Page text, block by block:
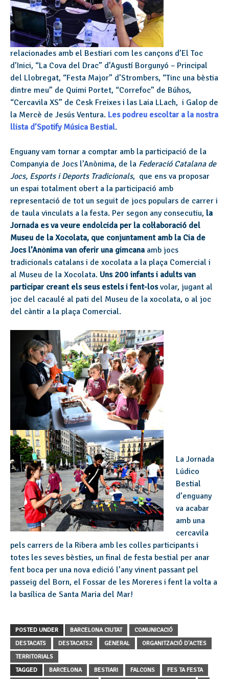
relacionades amb el Bestiari com les cançons d’El Toc
d’Inici, “La Cova del Drac” d’Agustí Borgunyó – Principal
del Llobregat, “Festa Major” d’Strombers, “Tinc una bèstia
dintre meu” de Quimi Portet, “Correfoc” de Búhos,
“Cercavila XS” de Cesk Freixes i las Laia LLach, i Galop de
la Mercè de Jesús Ventura. Les podreu escoltar a la nostra
llista d’Spotify Música Bestial.
Enguany vam tornar a comptar amb la participació de la
Companyia de Jocs l’Anònima, de la Federació Catalana de
Jocs, Esports i Deports Tradicionals, que ens va proposar
un espai totalment obert a la participació amb
representació de tot un seguit de jocs populars de carrer i
de taula vinculats a la festa. Per segon any consecutiu, la
Jornada es va veure endolcida per la col·laboració del
Museu de la Xocolata, que conjuntament amb la Cia de
Jocs l’Anònima van oferir una gimcana amb jocs
tradicionals catalans i de xocolata a la plaça Comercial i
al Museu de la Xocolata. Uns 200 infants i adults van
participar creant els seus estels i fent-losvolar, jugant al
joc del cacaulé al pati del Museu de la xocolata, o al joc
del càntir a la plaça Comercial.
La Jornada
Lúdico
Bestial
d’enguany
va acabar
amb una
cercavila
pels carrers de la Ribera amb les colles participants i
totes les seves bèsties, un final de festa bestial per anar
fent boca per una nova edició l’any vinent passant pel
passeig del Born, el Fossar de les Moreres i fent la volta a
la basílica de Santa Maria del Mar!
POSTED UNDER BARCELONA CIUTAT
COMUNICACIÓ
DESTACATS
DESTACATS2 GENERAL
ORGANITZACIÓ D'ACTES
TERRITORIALS
TAGGED
BARCELONA BESTIARI FALCONS FES TA FESTA